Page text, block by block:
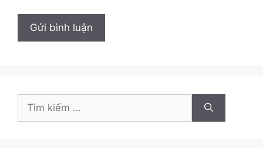
Tìm
kiếm